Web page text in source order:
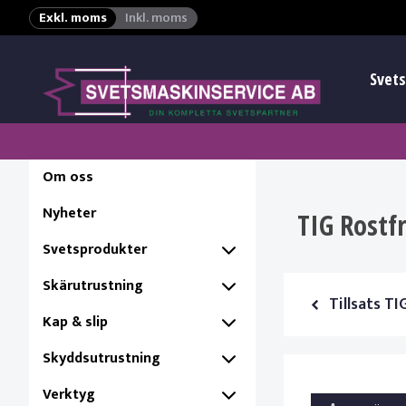
Exkl. moms Inkl. moms
Om oss
Nyheter
Svetsprodukter
Skärutrustning
Kap & slip
Skyddsutrustning
Verktyg
TIG
Tillsats